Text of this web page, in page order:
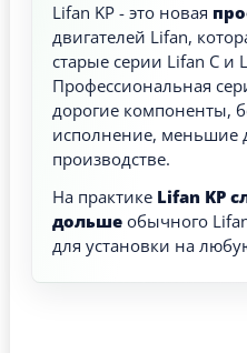
Lifan KP - это новая
двигателей Lifan,
старые серии Lifan C и
Профессиональная
дорогие компоненты,
исполнение, меньшие
производстве.
На практике Lifan KP
дольше обычного
для установки на